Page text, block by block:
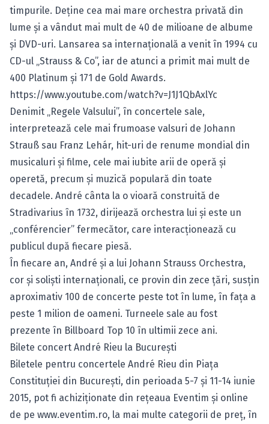
timpurile. Deţine cea mai mare orchestra privată din
lume şi a vândut mai mult de 40 de milioane de albume
şi DVD-uri. Lansarea sa internaţională a venit în 1994 cu
CD-ul „Strauss & Co”, iar de atunci a primit mai mult de
400 Platinum şi 171 de Gold Awards.
https://www.youtube.com/watch?v=J1J1QbAxlYc
Denimit „Regele Valsului”, în concertele sale,
interpretează cele mai frumoase valsuri de Johann
Strauß sau Franz Lehár, hit-uri de renume mondial din
musicaluri şi filme, cele mai iubite arii de operă şi
operetă, precum şi muzică populară din toate
decadele. André cânta la o vioară construită de
Stradivarius în 1732, dirijează orchestra lui şi este un
„conférencier” fermecător, care interacţionează cu
publicul după fiecare piesă.
În fiecare an, André şi a lui Johann Strauss Orchestra,
cor şi solişti internaţionali, ce provin din zece ţări, susţin
aproximativ 100 de concerte peste tot în lume, în faţa a
peste 1 milion de oameni. Turneele sale au fost
prezente în Billboard Top 10 în ultimii zece ani.
Bilete concert André Rieu la Bucureşti
Biletele pentru concertele André Rieu din Piaţa
Constituţiei din Bucureşti, din perioada 5-7 şi 11-14 iunie
2015, pot fi achiziţionate din reţeaua Eventim şi online
de pe www.eventim.ro, la mai multe categorii de preţ, în